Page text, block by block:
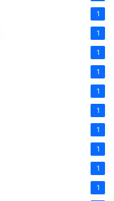
1
1
1
1
1
1
1
1
1
1